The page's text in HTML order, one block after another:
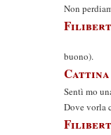
Non
buono).
Cattina
Sentì mo
Dove vorla